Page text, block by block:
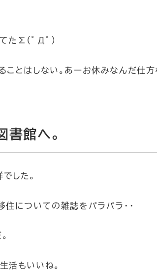
てた∑(ﾟДﾟ)
ことはしない。あーお休みなんだ仕方
書館へ。
した。
住についての雑誌をパラパラ・・
活もいいね。